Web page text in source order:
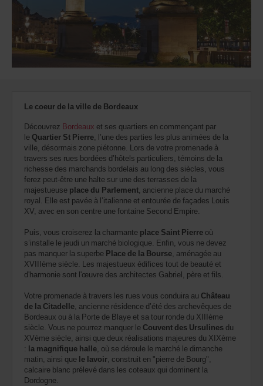
Le coeur de la ville de Bordeaux
Découvrez Bordeaux et ses quartiers en commençant par
le Quartier St Pierre , l’une des parties les plus animées de la
ville, désormais zone piétonne. Lors de votre promenade à
travers ses rues bordées d’hôtels particuliers, témoins de la
richesse des marchands bordelais au long des siècles, vous
ferez peut-être une halte sur une des terrasses de la
majestueuse place du Parlement , ancienne place du marché
royal. Elle est pavée à l’italienne et entourée de façades Louis
XV, avec en son centre une fontaine Second Empire.
Puis, vous croiserez la charmante place Saint Pierre où
s’installe le jeudi un marché biologique. Enfin, vous ne devez
pas manquer la superbe Place de la Bourse , aménagée au
XVIIIème siècle. Les majestueux édifices tout de beauté et
d'harmonie sont l'œuvre des architectes Gabriel, père et fils.
Votre promenade à travers les rues vous conduira au Château
de la Citadelle , ancienne résidence d’été des archevêques de
Bordeaux ou à la Porte de Blaye et sa tour ronde du XIIIème
siècle. Vous ne pourrez manquer le Couvent des Ursulines du
XVème siècle, ainsi que deux réalisations majeures du XIXème
: la magnifique halle , où se déroule le marché le dimanche
matin, ainsi que le lavoir , construit en "pierre de Bourg",
calcaire blanc prélevé dans les coteaux qui dominent la
Dordogne.